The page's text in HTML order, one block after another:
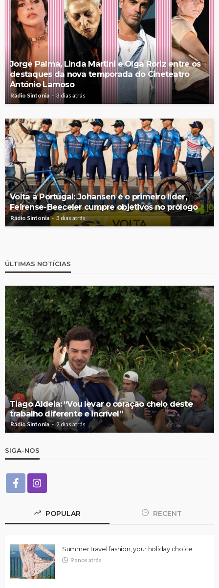
Jorge Palma, Linda Martini e Olga Roriz entre os
destaques da nova temporada do Cineteatro
António Lamoso
Rádio Sintonia 3 dias atrás
Volta a Portugal: Johansen é o primeiro líder,
Feirense-Beeceler cumpre objetivos no prólogo
Rádio Sintonia 3 dias atrás
ÚLTIMAS NOTÍCIAS
Tiago Aldeia: “Vou levar o coração cheio deste
trabalho diferente e incrível”
Rádio Sintonia 2 dias atrás
SIGA-NOS
POPULAR RECENT
Summer travel fashion, your holiday choice
9 anos atrás